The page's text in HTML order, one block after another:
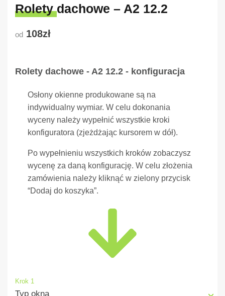
Rolety dachowe – A2 12.2
od 108zł
Rolety dachowe - A2 12.2 - konfiguracja
Osłony okienne produkowane są na
indywidualny wymiar. W celu dokonania
wyceny należy wypełnić wszystkie kroki
konfiguratora (zjeżdżając kursorem w dół).
Po wypełnieniu wszystkich kroków zobaczysz
wycenę za daną konfigurację. W celu złożenia
zamówienia należy kliknąć w zielony przycisk
“Dodaj do koszyka”.
Krok 1
Typ okna